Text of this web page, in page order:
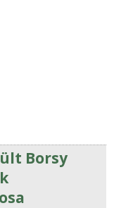
Borsy